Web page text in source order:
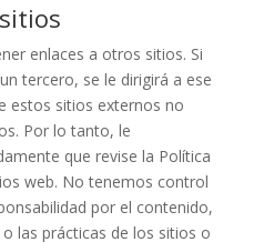
enlaces a otros sitios. Si
tercero, se le dirigirá a ese
estos sitios externos no
Por lo tanto, le
que revise la Política
web. No tenemos control
por el contenido,
las prácticas de los sitios o